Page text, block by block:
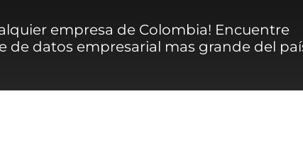
empresa de Colombia! Encuentre
de datos empresarial mas grande del